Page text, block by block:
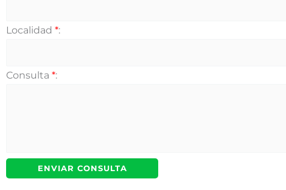
Localidad *:
Consulta *: